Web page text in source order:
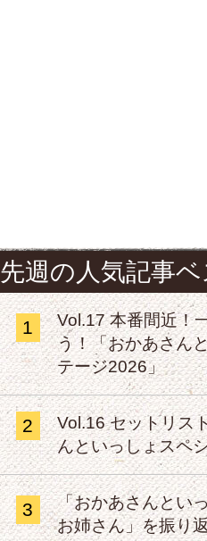
先週の人気記事
1
Vol.17 本番間近！
う！「おかあさん
テージ2026」
2
Vol.16 セットリス
んといっしょスペ
3
「おかあさんとい
お姉さん」を振り